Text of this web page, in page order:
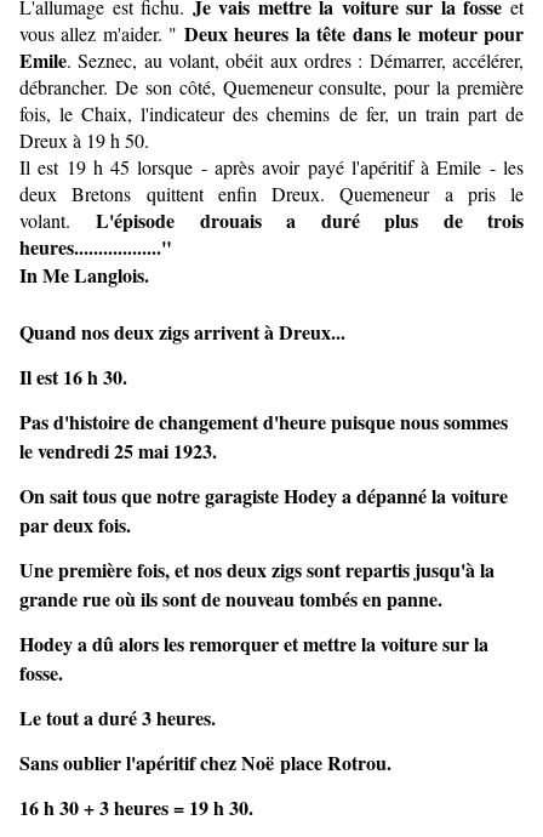
L'allumage est fichu. Je vais mettre la voiture sur la fosse et
vous allez m'aider. " Deux heures la tête dans le moteur pour
Emile. Seznec, au volant, obéit aux ordres : Démarrer, accélérer,
débrancher. De son côté, Quemeneur consulte, pour la première
fois, le Chaix, l'indicateur des chemins de fer, un train part de
Dreux à 19 h 50.
Il est 19 h 45 lorsque - après avoir payé l'apéritif à Emile - les
deux Bretons quittent enfin Dreux. Quemeneur a pris le
volant.
L'épisode drouais a duré plus de trois
heures.................."
In Me Langlois.
Quand nos deux zigs arrivent à Dreux...
Il est 16 h 30.
Pas d'histoire de changement d'heure puisque nous sommes
le vendredi 25 mai 1923.
On sait tous que notre garagiste Hodey a dépanné la voiture
par deux fois.
Une première fois, et nos deux zigs sont repartis jusqu'à la
grande rue où ils sont de nouveau tombés en panne.
Hodey a dû alors les remorquer et mettre la voiture sur la
fosse.
Le tout a duré 3 heures.
Sans oublier l'apéritif chez Noë place Rotrou.
16 h 30 + 3 heures = 19 h 30.